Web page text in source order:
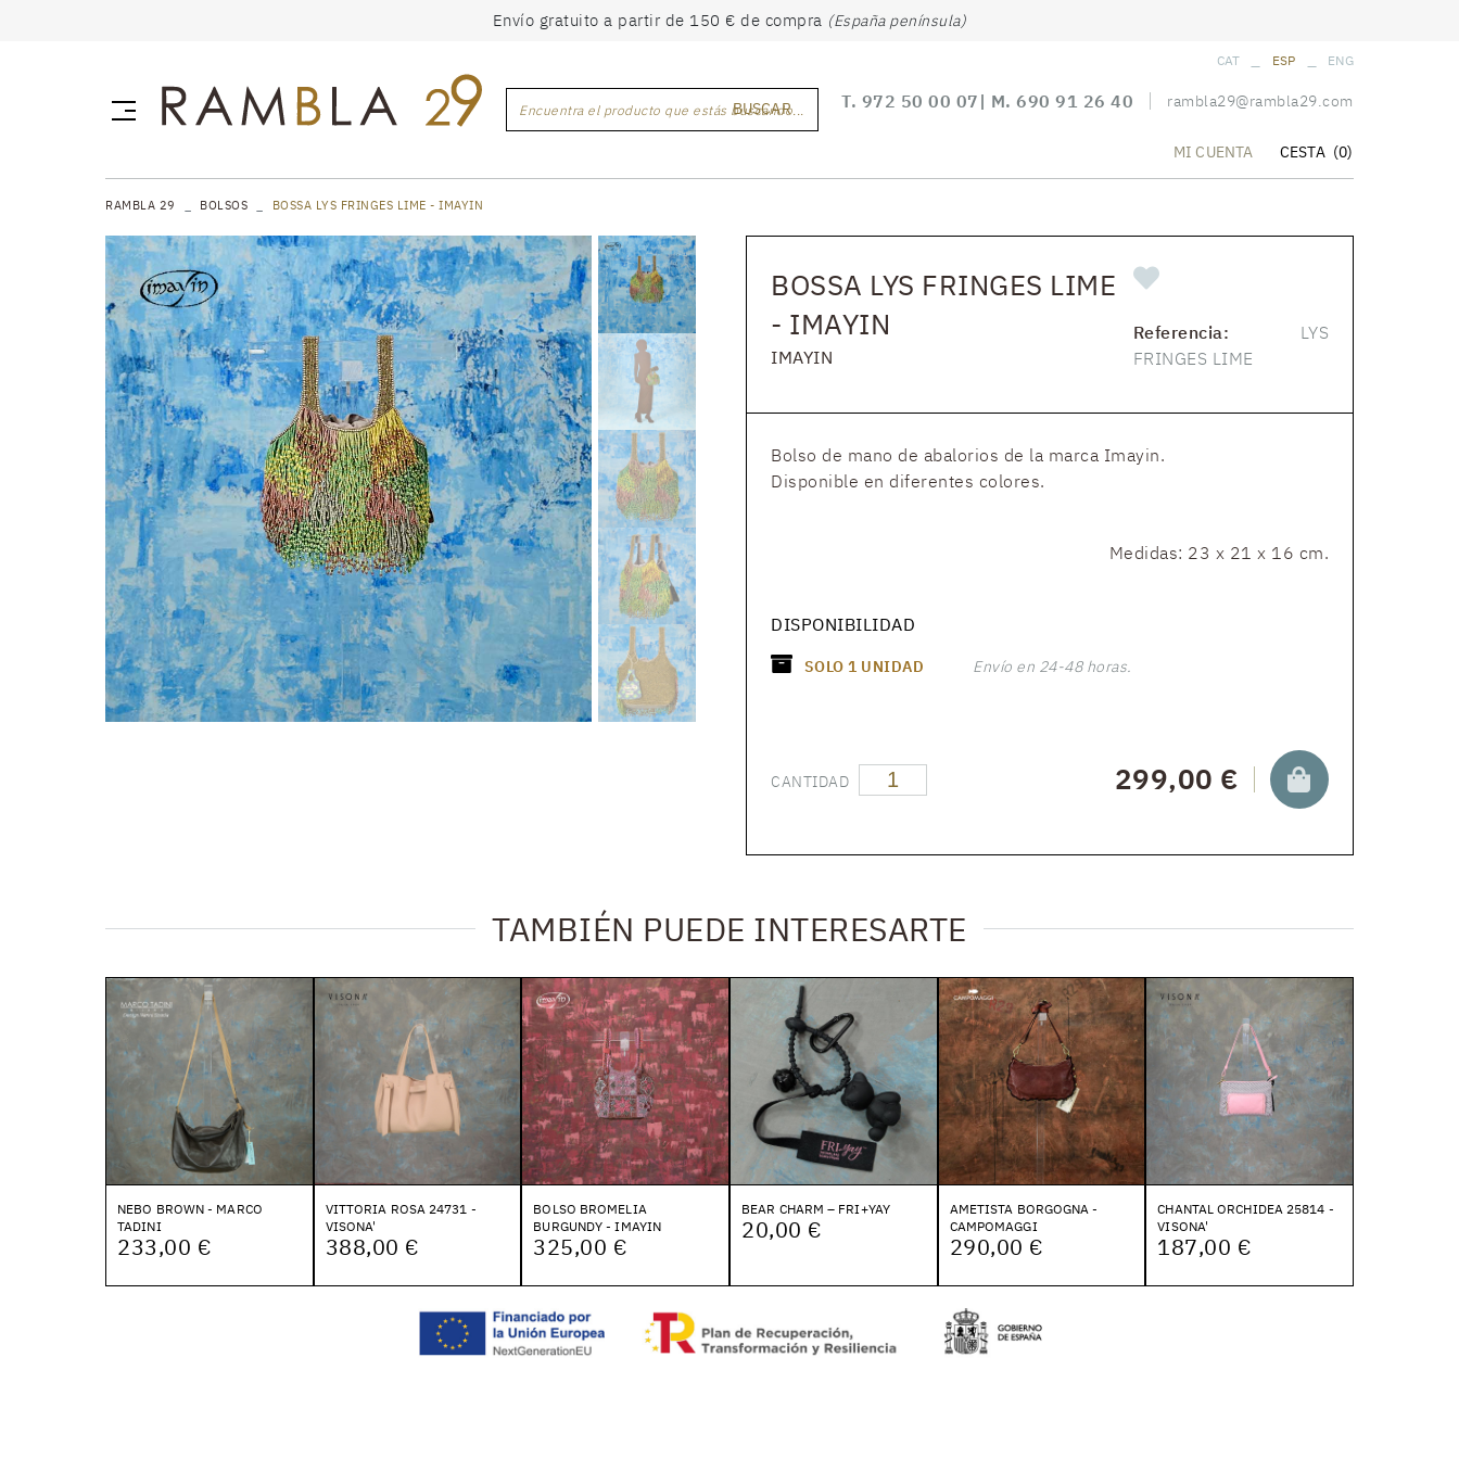
Envío gratuito a partir de 150 € de compra (España península)
Encuentra el producto que estás buscando...
BUSCAR
CAT ESP ENG
T. 972 50 00 07 | M. 690 91 26 40 rambla29@rambla29.com
MI CUENTA CESTA (0)
RAMBLA 29 BOLSOS BOSSA LYS FRINGES LIME - IMAYIN
BOSSA LYS FRINGES LIME
- IMAYIN
IMAYIN
Referencia: LYS
FRINGES LIME
Bolso de mano de abalorios de la marca Imayin.
Disponible en diferentes colores.
Medidas: 23 x 21 x 16 cm.
DISPONIBILIDAD
SOLO 1 UNIDAD Envío en 24-48 horas.
CANTIDAD 299,00 €
TAMBIÉN PUEDE INTERESARTE
NEBO BROWN - MARCO
TADINI
233,00 €
VITTORIA ROSA 24731 -
VISONA'
388,00 €
BOLSO BROMELIA
BURGUNDY - IMAYIN
325,00 €
BEAR CHARM – FRI+YAY
20,00 €
AMETISTA BORGOGNA -
CAMPOMAGGI
290,00 €
CHANTAL ORCHIDEA 25814 -
VISONA'
187,00 €